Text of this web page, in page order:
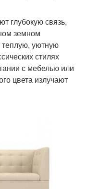
глубокую связь,
земном
теплую, уютную
стилях
с мебелью или
цвета излучают